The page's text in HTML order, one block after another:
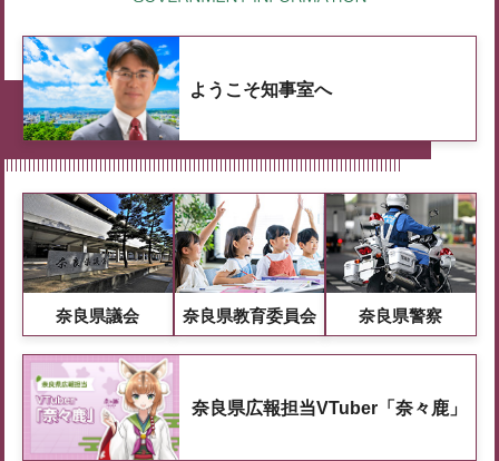
ようこそ知事室へ
奈良県議会 奈良県教育委員会 奈良県警察
奈良県広報担当VTuber「奈々鹿」